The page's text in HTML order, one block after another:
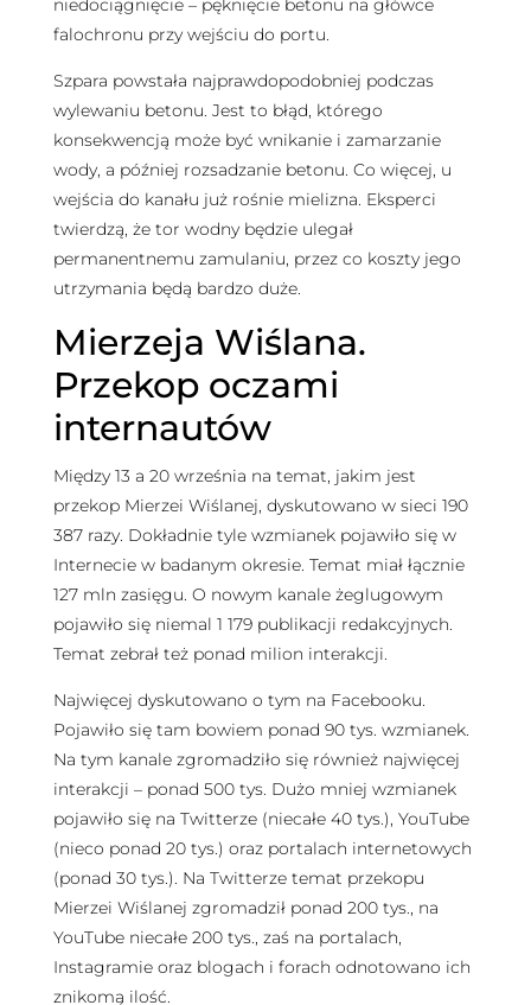
niedociągnięcie – pęknięcie betonu na główce
falochronu przy wejściu do portu.
Szpara powstała najprawdopodobniej podczas
wylewaniu betonu. Jest to błąd, którego
konsekwencją może być wnikanie i zamarzanie
wody, a później rozsadzanie betonu. Co więcej, u
wejścia do kanału już rośnie mielizna. Eksperci
twierdzą, że tor wodny będzie ulegał
permanentnemu zamulaniu, przez co koszty jego
utrzymania będą bardzo duże.
Mierzeja Wiślana.
Przekop oczami
internautów
Między 13 a 20 września na temat, jakim jest
przekop Mierzei Wiślanej, dyskutowano w sieci 190
387 razy. Dokładnie tyle wzmianek pojawiło się w
Internecie w badanym okresie. Temat miał łącznie
127 mln zasięgu. O nowym kanale żeglugowym
pojawiło się niemal 1 179 publikacji redakcyjnych.
Temat zebrał też ponad milion interakcji.
Najwięcej dyskutowano o tym na Facebooku.
Pojawiło się tam bowiem ponad 90 tys. wzmianek.
Na tym kanale zgromadziło się również najwięcej
interakcji – ponad 500 tys. Dużo mniej wzmianek
pojawiło się na Twitterze (niecałe 40 tys.), YouTube
(nieco ponad 20 tys.) oraz portalach internetowych
(ponad 30 tys.). Na Twitterze temat przekopu
Mierzei Wiślanej zgromadził ponad 200 tys., na
YouTube niecałe 200 tys., zaś na portalach,
Instagramie oraz blogach i forach odnotowano ich
znikomą ilość.